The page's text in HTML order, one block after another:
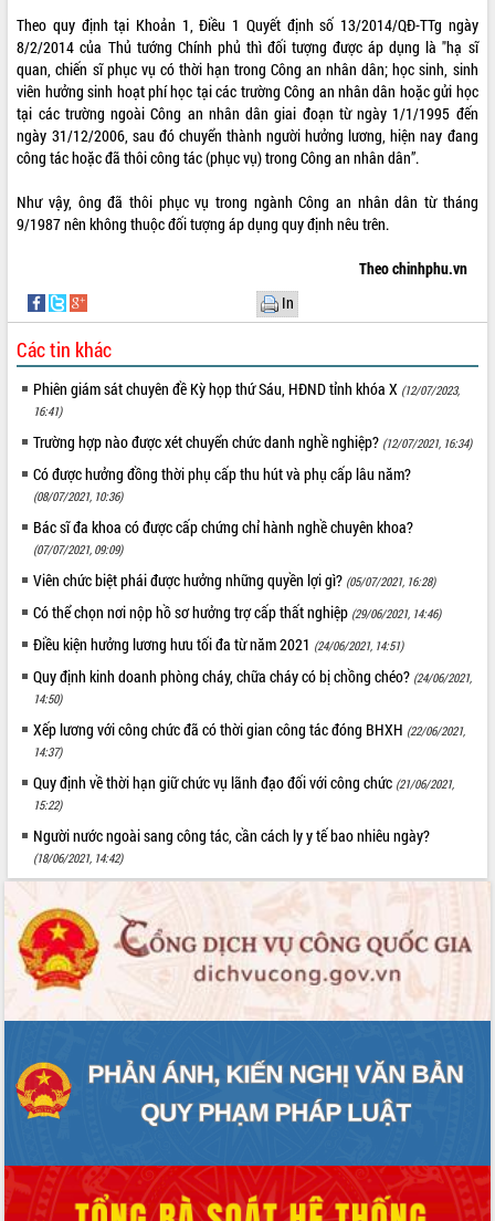
QUẢNG CÁO
Theo quy định tại Khoản 1, Điều 1 Quyết định số 13/2014/QĐ-TTg ngày
8/2/2014 của Thủ tướng Chính phủ thì đối tượng được áp dụng là "hạ sĩ
quan, chiến sĩ phục vụ có thời hạn trong Công an nhân dân; học sinh, sinh
viên hưởng sinh hoạt phí học tại các trường Công an nhân dân hoặc gửi học
tại các trường ngoài Công an nhân dân giai đoạn từ ngày 1/1/1995 đến
ngày 31/12/2006, sau đó chuyển thành người hưởng lương, hiện nay đang
công tác hoặc đã thôi công tác (phục vụ) trong Công an nhân dân”.
Như vậy, ông đã thôi phục vụ trong ngành Công an nhân dân từ tháng
9/1987 nên không thuộc đối tượng áp dụng quy định nêu trên.
Theo chinhphu.vn
In
Các tin khác
Phiên giám sát chuyên đề Kỳ họp thứ Sáu, HĐND tỉnh khóa X (12/07/2023,
16:41)
Trường hợp nào được xét chuyển chức danh nghề nghiệp? (12/07/2021, 16:34)
Có được hưởng đồng thời phụ cấp thu hút và phụ cấp lâu năm?
(08/07/2021, 10:36)
Bác sĩ đa khoa có được cấp chứng chỉ hành nghề chuyên khoa?
(07/07/2021, 09:09)
Viên chức biệt phái được hưởng những quyền lợi gì? (05/07/2021, 16:28)
Có thể chọn nơi nộp hồ sơ hưởng trợ cấp thất nghiệp (29/06/2021, 14:46)
Điều kiện hưởng lương hưu tối đa từ năm 2021 (24/06/2021, 14:51)
Quy định kinh doanh phòng cháy, chữa cháy có bị chồng chéo? (24/06/2021,
14:50)
Xếp lương với công chức đã có thời gian công tác đóng BHXH (22/06/2021,
14:37)
Quy định về thời hạn giữ chức vụ lãnh đạo đối với công chức (21/06/2021,
15:22)
Người nước ngoài sang công tác, cần cách ly y tế bao nhiêu ngày?
(18/06/2021, 14:42)